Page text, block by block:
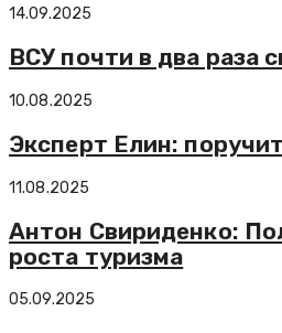
14.09.2025
ВСУ почти в два раза
10.08.2025
Эксперт Елин:
11.08.2025
Антон Свириденко:
роста туризма
05.09.2025